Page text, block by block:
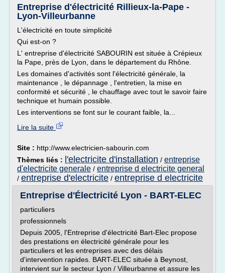
Entreprise d'électricité Rillieux-la-Pape -
Lyon-Villeurbanne
L'électricité en toute simplicité
Qui est-on ?
L' entreprise d'électricité SABOURIN est située à Crépieux
la Pape, près de Lyon, dans le département du Rhône.
Les domaines d'activités sont l'électricité générale, la
maintenance , le dépannage , l'entretien, la mise en
conformité et sécurité , le chauffage avec tout le savoir faire
technique et humain possible.
Les interventions se font sur le courant faible, la...
Lire la suite
Site : http://www.electricien-sabourin.com
Thèmes liés :
l'electricite d'installation / entreprise
d'electricite generale / entreprise d electricite general
/ entreprise d'electricite / entreprise d electricite
Entreprise d'Électricité Lyon - BART-ELEC
particuliers
professionnels
Depuis 2005, l'Entreprise d'électricité Bart-Elec propose
des prestations en électricité générale pour les
particuliers et les entreprises avec des délais
d'intervention rapides. BART-ELEC située à Beynost,
intervient sur le secteur Lyon / Villeurbanne et assure les